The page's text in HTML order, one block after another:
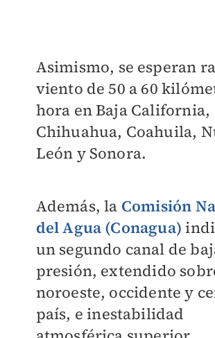
Asimismo, se esperan
viento de 50 a 60
hora en Baja California,
Chihuahua, Coahuila,
León y Sonora.
Además, la Comisión
del Agua (Conagua)
un segundo canal de
presión, extendido
noroeste, occidente y
país, e inestabilidad